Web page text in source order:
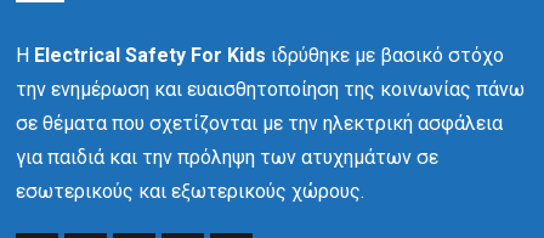
Η Electrical Safety For Kids ιδρύθηκε με βασικό στόχο
την ενημέρωση και ευαισθητοποίηση της κοινωνίας πάνω
σε θέματα που σχετίζονται με την ηλεκτρική ασφάλεια
για παιδιά και την πρόληψη των ατυχημάτων σε
εσωτερικούς και εξωτερικούς χώρους.